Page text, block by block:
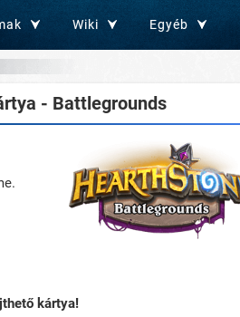
Wiki Egyéb
- Battlegrounds
kártya!